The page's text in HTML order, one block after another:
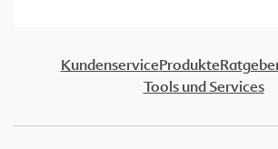
KundenserviceProdukte
Tools und Services